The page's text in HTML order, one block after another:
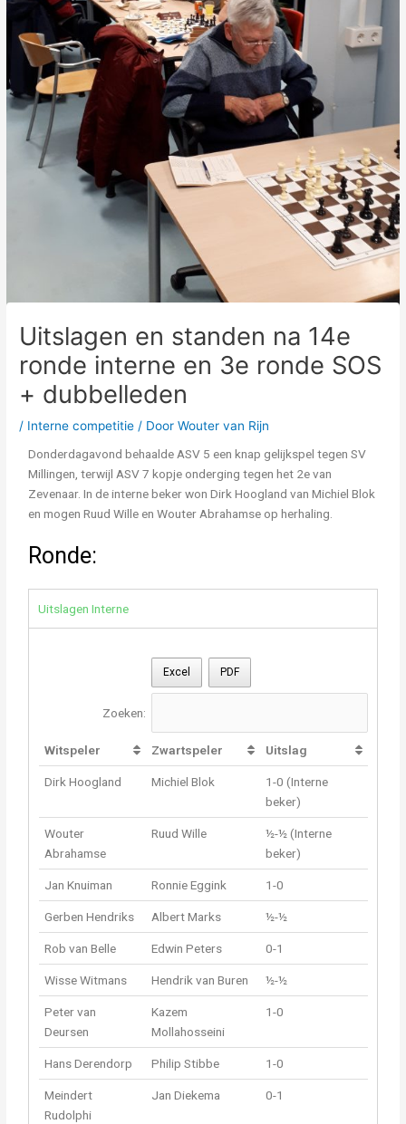
Uitslagen en standen na 14e
ronde interne en 3e ronde SOS
+ dubbelleden
/ Interne competitie / DoorWouter van Rijn
Donderdagavond behaalde ASV 5 een knap gelijkspel tegen SV
Millingen, terwijl ASV 7 kopje onderging tegen het 2e van
Zevenaar. In de interne beker won Dirk Hoogland van Michiel Blok
en mogen Ruud Wille en Wouter Abrahamse op herhaling.
Ronde:
Uitslagen Interne
Excel PDF
Zoeken:
Witspeler Zwartspeler Uitslag
Dirk Hoogland Michiel Blok
1-0 (Interne
beker)
Wouter
Abrahamse
Ruud Wille
½-½ (Interne
beker)
Jan Knuiman Ronnie Eggink 1-0
Gerben Hendriks Albert Marks ½-½
Rob van Belle Edwin Peters 0-1
Wisse Witmans Hendrik van Buren ½-½
Peter van
Deursen
Kazem
Mollahosseini
1-0
Hans Derendorp Philip Stibbe 1-0
Meindert
Rudolphi
Jan Diekema 0-1